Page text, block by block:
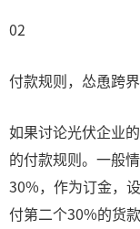
02
付款规则，怂恿跨
如果讨论光伏企业
的付款规则。一般
30%，作为订金，
付第二个30%的货